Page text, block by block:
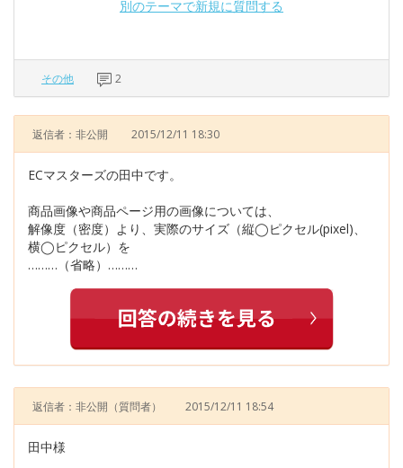
別のテーマで新規に質問する
その他 2
返信者：非公開 2015/12/11 18:30
ECマスターズの田中です。
商品画像や商品ページ用の画像については、
解像度（密度）より、実際のサイズ（縦◯ピクセル(pixel)、
横◯ピクセル）を
………（省略）………
返信者：非公開 （質問者） 2015/12/11 18:54
田中様